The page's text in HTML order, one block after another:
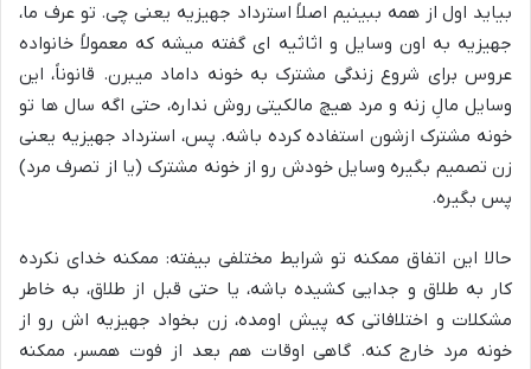
بیاید اول از همه ببینیم اصلاً استرداد جهیزیه یعنی چی. تو عرف ما،
جهیزیه به اون وسایل و اثاثیه ای گفته میشه که معمولاً خانواده
عروس برای شروع زندگی مشترک به خونه داماد میبرن. قانوناً، این
وسایل مالِ زنه و مرد هیچ مالکیتی روش نداره، حتی اگه سال ها تو
خونه مشترک ازشون استفاده کرده باشه. پس، استرداد جهیزیه یعنی
زن تصمیم بگیره وسایل خودش رو از خونه مشترک (یا از تصرف مرد)
پس بگیره.
حالا این اتفاق ممکنه تو شرایط مختلفی بیفته: ممکنه خدای نکرده
کار به طلاق و جدایی کشیده باشه، یا حتی قبل از طلاق، به خاطر
مشکلات و اختلافاتی که پیش اومده، زن بخواد جهیزیه اش رو از
خونه مرد خارج کنه. گاهی اوقات هم بعد از فوت همسر، ممکنه